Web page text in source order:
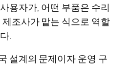
용자가, 어떤 부품은 수리
조사가 맡는 식으로 역할
.
설계의 문제이자 운영 구